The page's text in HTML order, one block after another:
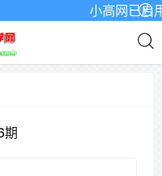
小高网已启用
期